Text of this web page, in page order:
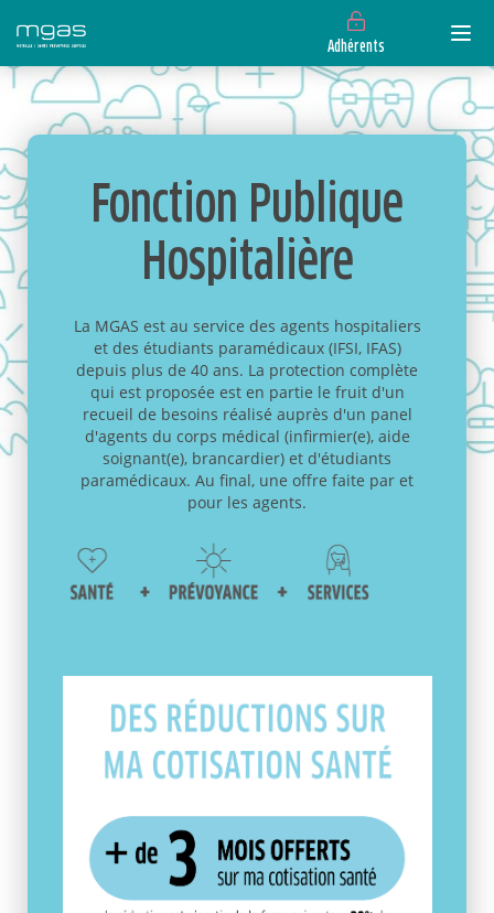
Adhérents
Fonction Publique
Hospitalière
La MGAS est au service des agents hospitaliers
et des étudiants paramédicaux (IFSI, IFAS)
depuis plus de 40 ans. La protection complète
qui est proposée est en partie le fruit d'un
recueil de besoins réalisé auprès d'un panel
d'agents du corps médical (infirmier(e), aide
soignant(e), brancardier) et d'étudiants
paramédicaux. Au final, une offre faite par et
pour les agents.